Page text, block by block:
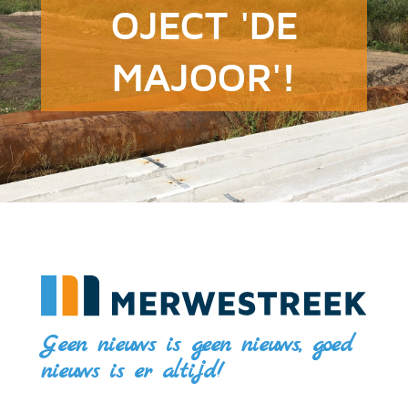
OJECT 'DE
MAJOOR'!
Geen nieuws is geen nieuws, goed
nieuws is er altijd!